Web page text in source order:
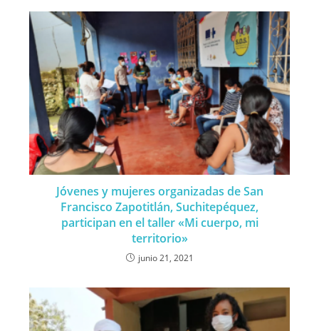
Jóvenes y mujeres organizadas de San
Francisco Zapotitlán, Suchitepéquez,
participan en el taller «Mi cuerpo, mi
territorio»
junio 21, 2021